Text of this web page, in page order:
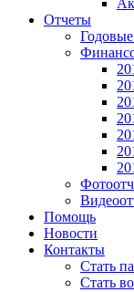
Отчеты
Помощь
Новости
Контакты
Стать
Стать